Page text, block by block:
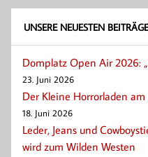
UNSERE NEUESTEN BEITRÄGE
Domplatz Open Air 2026:
23. Juni 2026
Der Kleine Horrorladen
18. Juni 2026
Leder, Jeans und
wird zum Wilden Westen